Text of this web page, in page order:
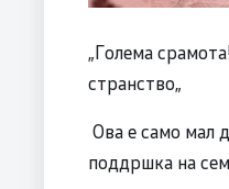
„Голема
странство„
Ова е само мал
поддршка на